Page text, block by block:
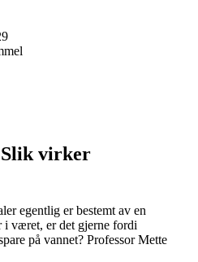
virker
egentlig er bestemt av en
i været, er det gjerne fordi
på vannet? Professor Mette